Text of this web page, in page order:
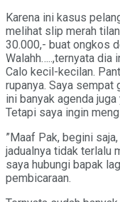
Karena ini kasus
melihat slip merah
30.000,- buat ongkos
Walahh…..,ternyata dia
Calo kecil-kecilan.
rupanya. Saya sempat
ini banyak agenda
Tetapi saya ingin
”Maaf Pak, begini
jadualnya tidak terlalu
saya hubungi bapak
pembicaraan.